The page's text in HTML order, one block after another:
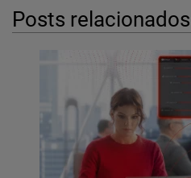
Posts relacionados